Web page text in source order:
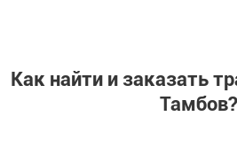
Как найти и заказать
Тамбов?